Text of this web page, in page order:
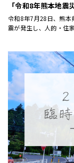
「令和8年熊本地
令和8年7月28日、熊本
震が発生し、人的・住